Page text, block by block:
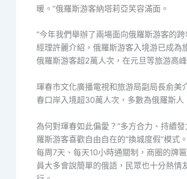
暖。”俄羅斯游客納塔莉亞笑容滿面。
“今年我們舉辦了兩場面向俄羅斯游客的
經理許麗介紹，俄羅斯游客入境游已成
俄羅斯游客超2萬人次，在元旦等旅游高
琿春市文化廣播電視和旅游局副局長俞
春口岸入境超30萬人次，多數為俄羅斯
為何對琿春如此偏愛？“多方合力、持續
羅斯游客喜歡自由自在的“換城度假”模式
每周7天、每天10小時通關制，商圈的牌
員大多會說簡單的俄語，民眾也十分熱